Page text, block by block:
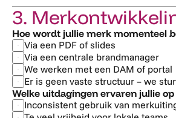
3.
Hoe wordt jullie merk momenteel
Via een PDF of slides
Via een centrale brandmanager
We werken met een DAM of portal
Er is geen vaste structuur – we
Welke uitdagingen ervaren jullie
Inconsistent gebruik van